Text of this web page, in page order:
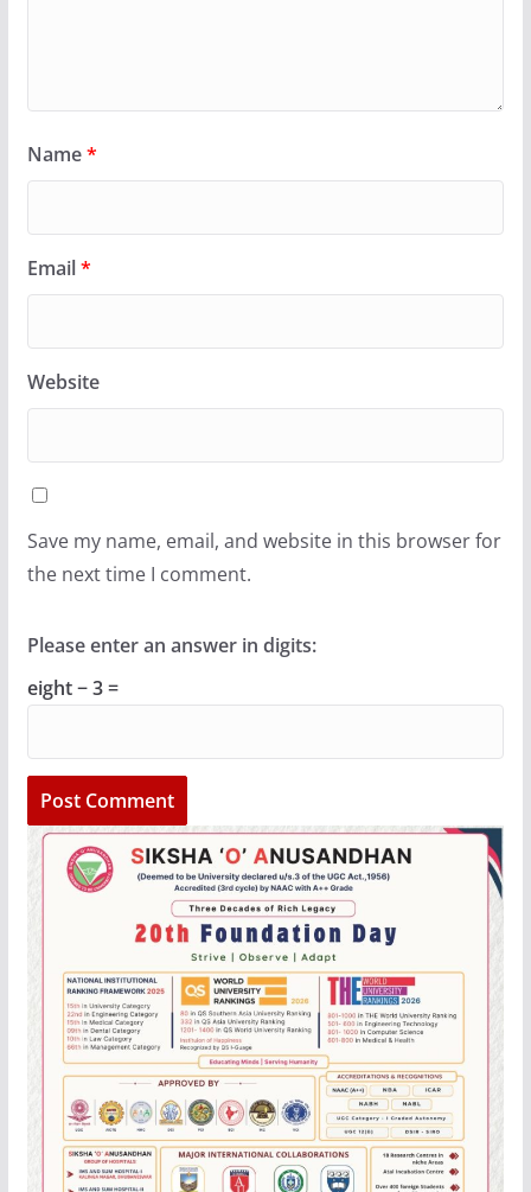
Name*
Email*
Website
Save my name, email, and website in this browser for
the next time I comment.
Please enter an answer in digits:
eight − 3 =